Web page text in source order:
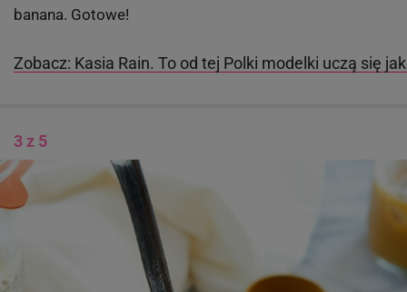
banana. Gotowe!
Zobacz: Kasia Rain. To od tej Polki modelki uczą się
3 z 5